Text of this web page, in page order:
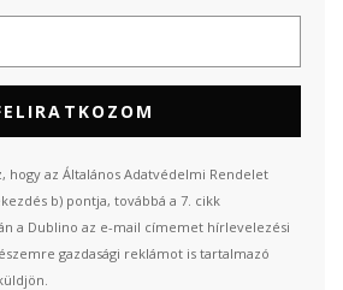
hogy az Általános Adatvédelmi Rendelet
b) pontja, továbbá a 7. cikk
a Dublino az e-mail címemet hírlevelezési
gazdasági reklámot is tartalmazó